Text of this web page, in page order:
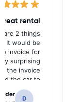
rental
are 2 things
It would be
invoice for
surprising
the invoice
the car to
the lady at
the car
D